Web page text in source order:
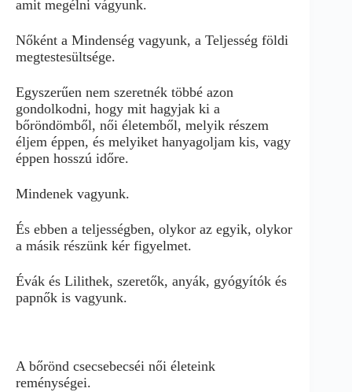
amit megélni vágyunk.
Nőként a Mindenség vagyunk, a Teljesség földi
megtestesültsége.
Egyszerűen nem szeretnék többé azon
gondolkodni, hogy mit hagyjak ki a
bőröndömből, női életemből, melyik részem
éljem éppen, és melyiket hanyagoljam kis, vagy
éppen hosszú időre.
Mindenek vagyunk.
És ebben a teljességben, olykor az egyik, olykor
a másik részünk kér figyelmet.
Évák és Lilithek, szeretők, anyák, gyógyítók és
papnők is vagyunk.
A bőrönd csecsebecséi női életeink
reménységei.